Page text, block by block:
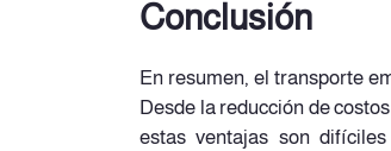
Conclusión
En resumen, el transporte
Desde la reducción de
estas ventajas son